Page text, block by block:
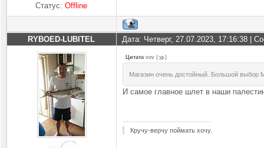
Статус:Offline
RYBOED-LUBITEL Дата: Четверг, 27.07.2023, 17:16:38 |
Цитата vov ( )
Магазин очень достойный. Большой выбор
И самое главное шлет в наши
Кручу-верчу поймать хочу.